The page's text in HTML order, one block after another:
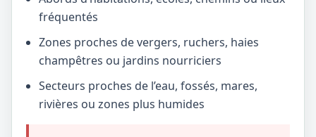
fréquentés
Zones proches de vergers, ruchers, haies
champêtres ou jardins nourriciers
Secteurs proches de l’eau, fossés, mares,
rivières ou zones plus humides